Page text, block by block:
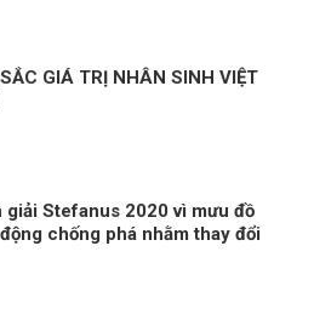
GIÁ TRỊ NHÂN SINH VIỆT
giải Stefanus 2020 vì mưu đồ
chống phá nhằm thay đổi